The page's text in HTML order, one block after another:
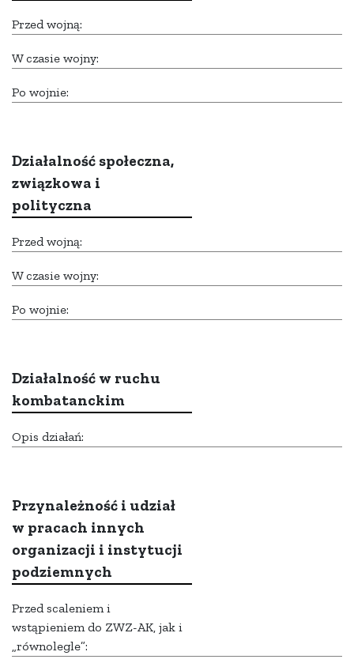
Przed wojną:
W czasie wojny:
Po wojnie:
Działalność społeczna,
związkowa i
polityczna
Przed wojną:
W czasie wojny:
Po wojnie:
Działalność w ruchu
kombatanckim
Opis działań:
Przynależność i udział
w pracach innych
organizacji i instytucji
podziemnych
Przed scaleniem i
wstąpieniem do ZWZ-AK, jak i
„równolegle”: